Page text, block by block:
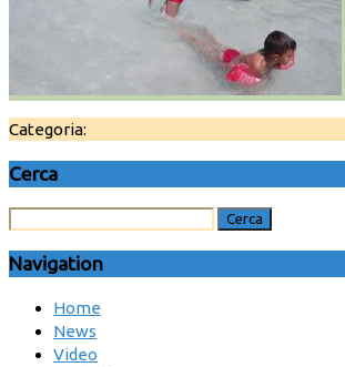
Categoria:
Cerca
Navigation
Home
News
Video